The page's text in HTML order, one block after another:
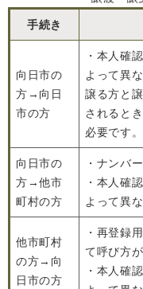
手続き
向日市の
方→向日
市の方
・本人確
よって異
譲る方と
されると
必要です。
向日市の
方→他市
町村の方
・ナンバ
・本人確
よって異
他市町村
の方→向
日市の方
・再登録
て呼び方
・本人確